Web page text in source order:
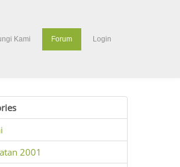
Kami Forum Login
2001